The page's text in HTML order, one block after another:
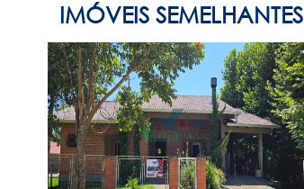
IMÓVEIS SEMELHANTES